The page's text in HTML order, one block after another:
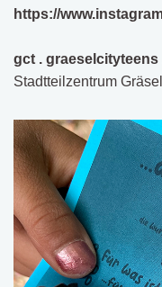
https://
gct . graeselcityteens
Stadtteilzentrum